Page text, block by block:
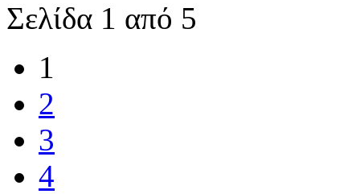
Σελίδα 1 από 5
1
2
3
4